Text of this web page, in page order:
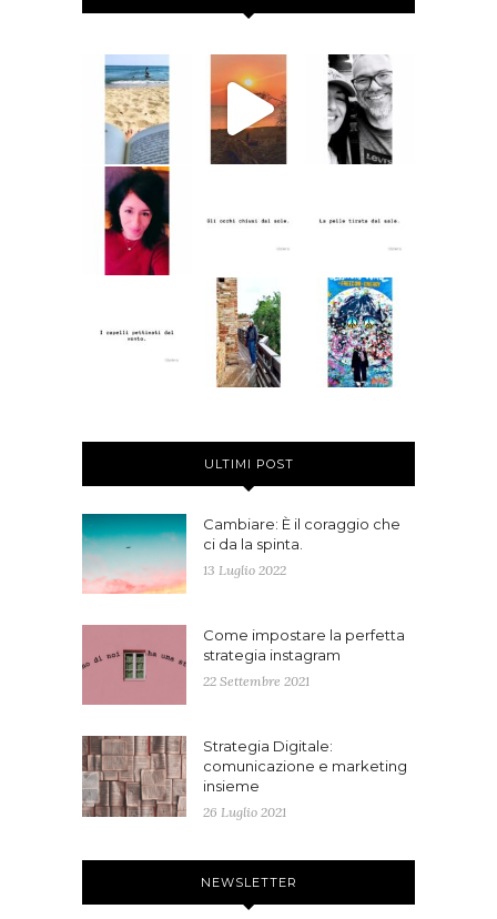
ULTIMI POST
Cambiare: È il coraggio che
ci da la spinta.
13 Luglio 2022
Come impostare la perfetta
strategia instagram
22 Settembre 2021
Strategia Digitale:
comunicazione e marketing
insieme
26 Luglio 2021
NEWSLETTER